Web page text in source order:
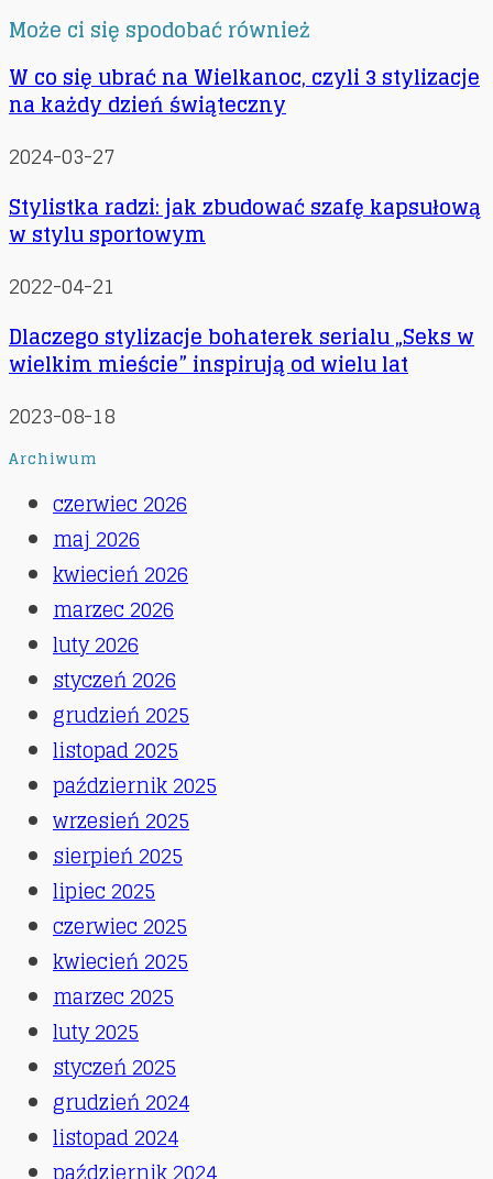
Może ci się spodobać również
W co się ubrać na Wielkanoc, czyli 3 stylizacje
na każdy dzień świąteczny
2024-03-27
Stylistka radzi: jak zbudować szafę kapsułową
w stylu sportowym
2022-04-21
Dlaczego stylizacje bohaterek serialu „Seks w
wielkim mieście” inspirują od wielu lat
2023-08-18
Archiwum
czerwiec 2026
maj 2026
kwiecień 2026
marzec 2026
luty 2026
styczeń 2026
grudzień 2025
listopad 2025
październik 2025
wrzesień 2025
sierpień 2025
lipiec 2025
czerwiec 2025
kwiecień 2025
marzec 2025
luty 2025
styczeń 2025
grudzień 2024
listopad 2024